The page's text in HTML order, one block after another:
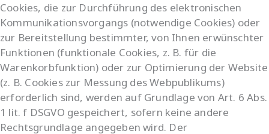
Cookies, die zur Durchführung des elektronischen
Kommunikationsvorgangs (notwendige Cookies) oder
zur Bereitstellung bestimmter, von Ihnen erwünschter
Funktionen (funktionale Cookies, z. B. für die
Warenkorbfunktion) oder zur Optimierung der Website
(z. B. Cookies zur Messung des Webpublikums)
erforderlich sind, werden auf Grundlage von Art. 6 Abs.
1 lit. f DSGVO gespeichert, sofern keine andere
Rechtsgrundlage angegeben wird. Der